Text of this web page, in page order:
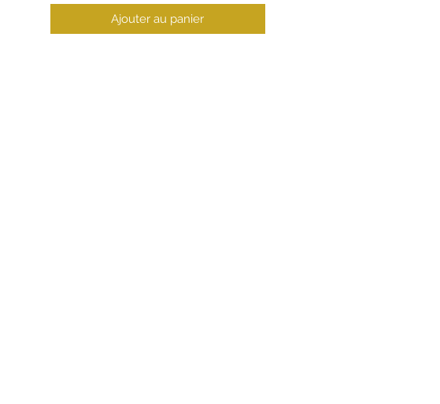
Ajouter au panier